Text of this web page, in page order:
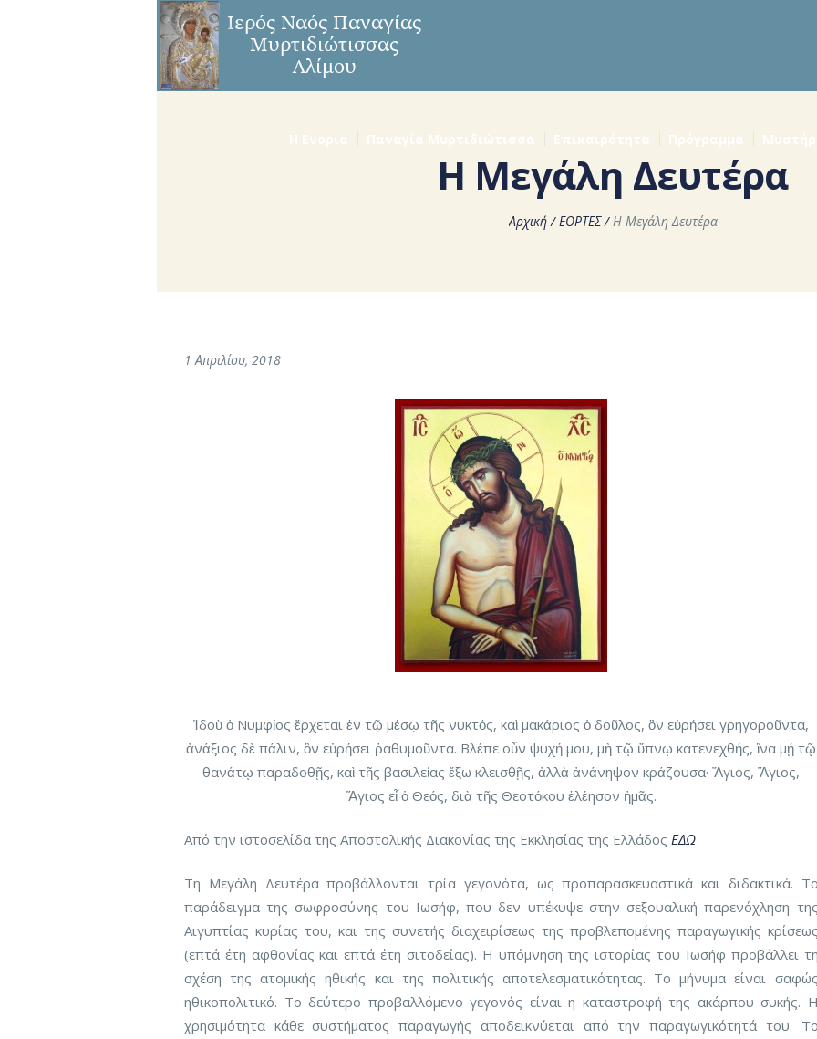
Η Ενορία Παναγία Μυρτιδιώτισσα Επικαιρότητα Πρόγραμμα
Η Μεγάλη Δευτέρα
Αρχική /ΕΟΡΤΕΣ /Η Μεγάλη Δευτέρα
1 Απριλίου, 2018
Ἰδοὺ ὁ Νυμφίος ἔρχεται ἐν τῷ μέσῳ τῆς νυκτός, καὶ μακάριος ὁ δοῦλος, ὃν εὑρήσει γρηγοροῦντα,
ἀνάξιος δὲ πάλιν, ὃν εὑρήσει ῥαθυμοῦντα. Βλέπε οὖν ψυχή μου, μὴ τῷ ὕπνῳ κατενεχθής, ἵνα μῄ τῷ
θανάτῳ παραδοθῇς, καὶ τῆς βασιλείας ἔξω κλεισθῇς, ἀλλὰ ἀνάνηψον κράζουσα· Ἅγιος, Ἅγιος,
Ἅγιος εἶ ὁ Θεός, διὰ τῆς Θεοτόκου ἐλέησον ἡμᾶς.
Από την ιστοσελίδα της Αποστολικής Διακονίας της Εκκλησίας της Ελλάδος ΕΔΩ
Τη Μεγάλη Δευτέρα προβάλλονται τρία γεγονότα, ως προπαρασκευαστικά και διδακτικά. Το
παράδειγμα της σωφροσύνης του Ιωσήφ, που δεν υπέκυψε στην σεξουαλική παρενόχληση της
Αιγυπτίας κυρίας του, και της συνετής διαχειρίσεως της προβλεπομένης παραγωγικής κρίσεως
(επτά έτη αφθονίας και επτά έτη σιτοδείας). Η υπόμνηση της ιστορίας του Ιωσήφ προβάλλει τη
σχέση της ατομικής ηθικής και της πολιτικής αποτελεσματικότητας. Το μήνυμα είναι σαφώς
ηθικοπολιτικό. Το δεύτερο προβαλλόμενο γεγονός είναι η καταστροφή της ακάρπου συκής. Η
χρησιμότητα κάθε συστήματος παραγωγής αποδεικνύεται από την παραγωγικότητά του. Το